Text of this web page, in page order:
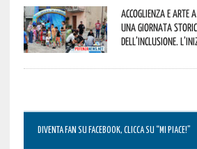
Accoglienza e arte
una giornata
dell’inclusione.
DIVENTA FAN SU FACEBOOK, CLICCA SU “MI PIACE!”